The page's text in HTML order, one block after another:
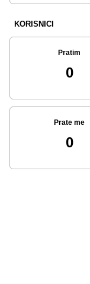
KORISNICI
Pratim
0
Prate me
0